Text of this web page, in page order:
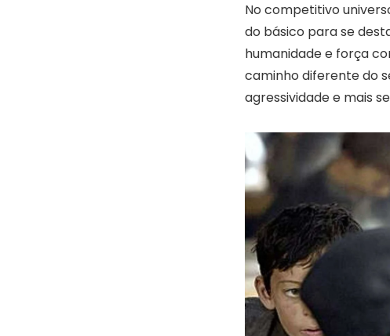
No competitivo
do básico para se
humanidade e força
caminho diferente do
agressividade e mais